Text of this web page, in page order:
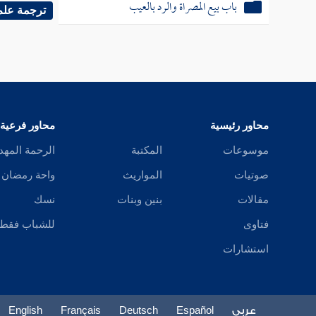
باب بيع المصراة والرد بالعيب
فأشبه
( فرع )
بها .
كالبيض .
ترجمة
محاور رئيسية
موسوعات
صوتيات
مقالات
فتاوى
استشارات
المكتبة
المواريث
بنين وبنات
محاور فرعية
الرحمة
واحة رمضان
نسك
للشباب فقط
عربي Español
Deutsch
Français
English